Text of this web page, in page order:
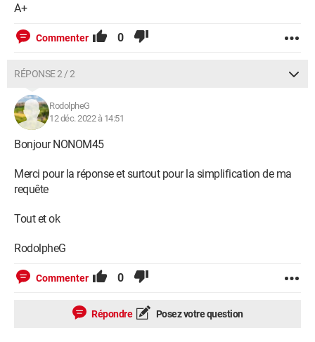
Set MaPlage = Range("I3:I" & DerLig + 1)
MaSomme = WorksheetFunction.Sum(MaPlage)
Range("I" & DerLig + 2) = MaSomme
Range("I" & DerLig + 2).Font.Bold = True
Range("I3:I" & DerLig + 2).NumberFormat = "#,###"
Range("A" & DerLig + 2 & ":L" & DerLig +
Set mafeuille = Nothing
Set Xlapp = Nothing
End Sub
A+
Commenter 0
RÉPONSE 2 / 2
RodolpheG
12 déc. 2022 à 14:51
Bonjour NONOM45
Merci pour la réponse et surtout pour la simplification de ma
requête
Tout et ok
RodolpheG
Commenter 0
Répondre Posez votre question